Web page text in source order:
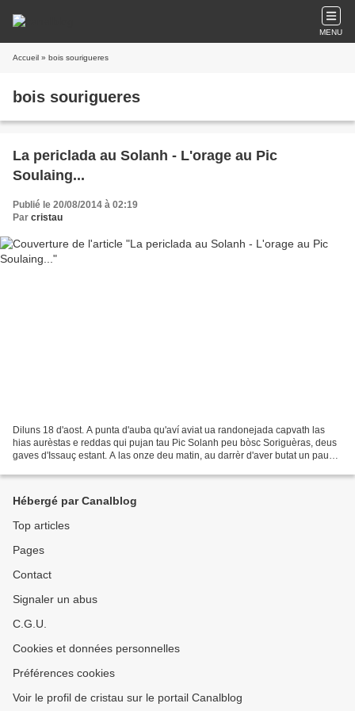
MENU
Accueil » bois sourigueres
bois sourigueres
La periclada au Solanh - L'orage au Pic
Soulaing...
Publié le 20/08/2014 à 02:19
Par cristau
Diluns 18 d'aost. A punta d'auba qu'aví aviat ua randonejada capvath las
hias aurèstas e reddas qui pujan tau Pic Solanh peu bòsc Soriguèras, deus
gaves d'Issauç estant. A las onze deu matin, au darrèr d'aver butat un pausòt
Hébergé par Canalblog
Top articles
Pages
Contact
Signaler un abus
C.G.U.
Cookies et données personnelles
Préférences cookies
Voir le profil de cristau sur le portail Canalblog